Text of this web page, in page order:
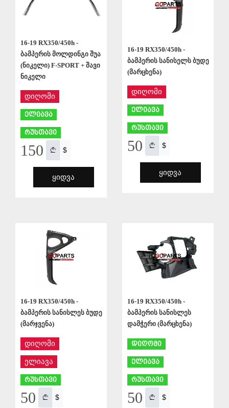
16-19 RX350/450h -
ბამპერის მოლდინგი შუა
(ნიკელი) F-SPORT + შავი
ნიკელი
დიღომი
ელიავა
რუსთავი
150 $
ᲧᲘᲓᲕᲐ
16-19 RX350/450h -
ბამპერის სანისელს ბუდე
(მარცხენა)
დიღომი
ელიავა
რუსთავი
50 $
ᲧᲘᲓᲕᲐ
16-19 RX350/450h -
ბამპერის სანისლეს ბუდე
(მარჯვენა)
დიღომი
ელიავა
რუსთავი
50 $
16-19 RX350/450h -
ბამპერის სანისლეს
დამჭერი (მარცხენა)
დიღომი
ელიავა
რუსთავი
50 $